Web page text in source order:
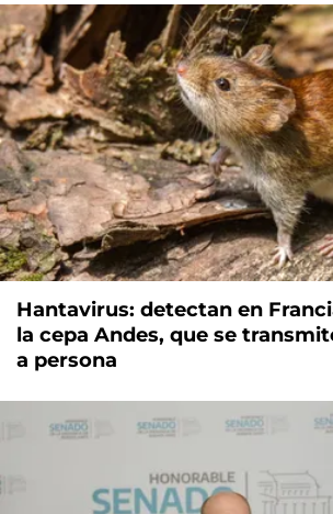
Hantavirus: detectan en
la cepa Andes, que se
a persona